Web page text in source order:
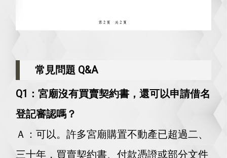
常見問題 Q&A
Q1：宮廟沒有買賣契約書，還可以申請借名
登記審認嗎？
Ａ：可以。許多宮廟購置不動產已超過二、
三十年，買賣契約書、付款憑證或部分文件